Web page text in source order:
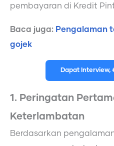
pembayaran di Kredit
Baca juga: Pengalaman
gojek
Dapat Interview,
1. Peringatan
Keterlambatan
Berdasarkan